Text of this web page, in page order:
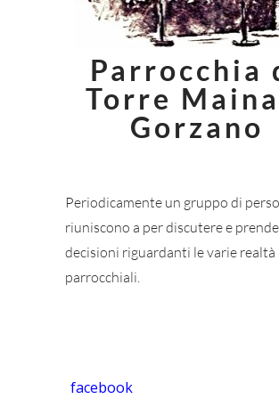
Periodicamente un gruppo di
riuniscono a per discutere e
decisioni riguardanti le varie realtà
parrocchiali.
facebook
Parrocchia
Torre
Gorzano